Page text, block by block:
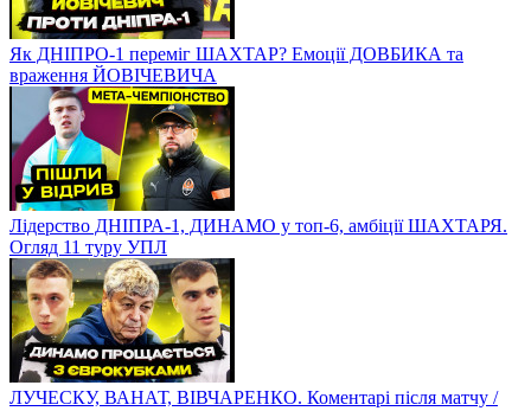
Як ДНІПРО-1 переміг ШАХТАР? Емоції ДОВБИКА та
враження ЙОВІЧЕВИЧА
Лідерство ДНІПРА-1, ДИНАМО у топ-6, амбіції ШАХТАРЯ.
Огляд 11 туру УПЛ
ЛУЧЕСКУ, ВАНАТ, ВІВЧАРЕНКО. Коментарі після матчу /